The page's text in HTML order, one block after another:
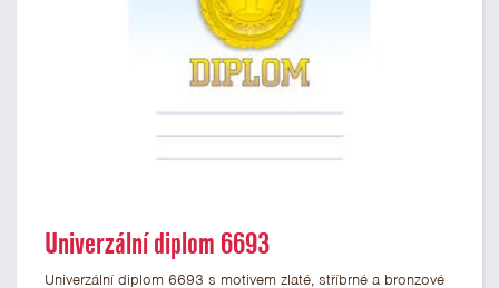
Univerzální diplom 6693
Univerzální diplom 6693 s motivem zlaté, stříbrné a bronzové